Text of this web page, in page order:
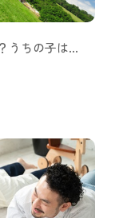
うちの子は…